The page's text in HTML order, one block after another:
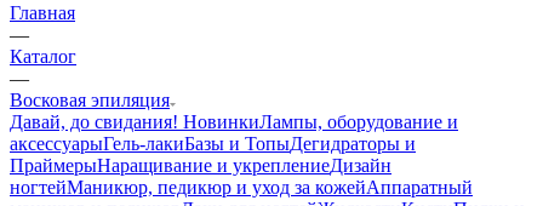
Главная
—
Каталог
—
Восковая эпиляция
Давай, до свидания! НовинкиЛампы, оборудование и
аксессуарыГель-лакиБазы и ТопыДегидраторы и
ПраймерыНаращивание и укреплениеДизайн
ногтейМаникюр, педикюр и уход за кожейАппаратный